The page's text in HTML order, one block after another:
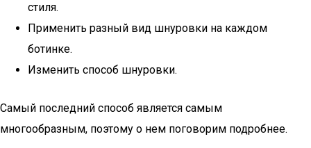
стиля.
Применить разный вид шнуровки на каждом
ботинке.
Изменить способ шнуровки.
Самый последний способ является самым
многообразным, поэтому о нем поговорим подробнее.